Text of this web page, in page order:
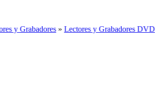
y Grabadores » Lectores y Grabadores DVD